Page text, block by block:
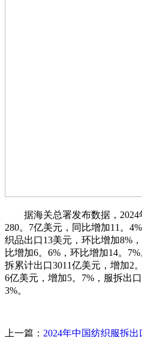
据海关总署发布数据，2024
280。7亿美元，同比增加11。
织品出口13美元，环比增加8%
比增加6。6%，环比增加14。
拆累计出口3011亿美元，增加2
6亿美元，增加5。7%，服拆出
3%。
上一篇： 2024年中国纺织服拆